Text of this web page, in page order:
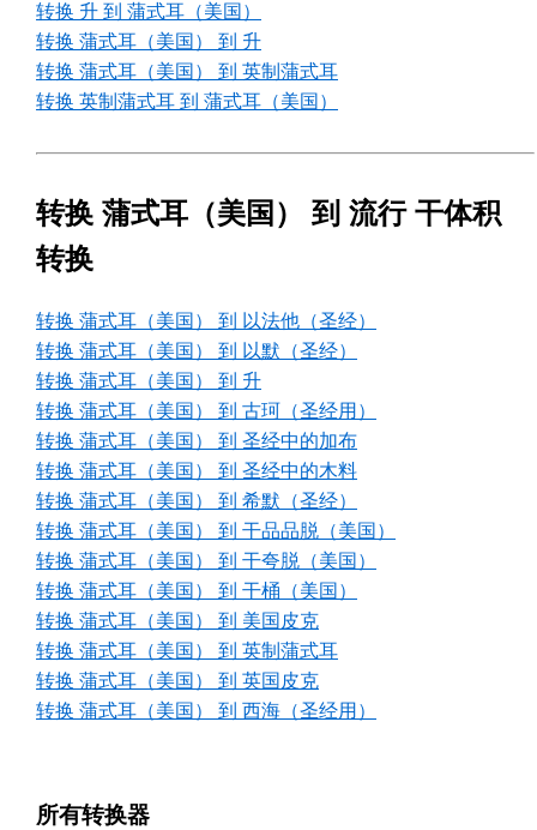
转换 升 到 蒲式耳（美国）
转换 蒲式耳（美国） 到 升
转换 蒲式耳（美国） 到 英制蒲式耳
转换 英制蒲式耳 到 蒲式耳（美国）
转换 蒲式耳（美国） 到 流行 干体积
转换
转换 蒲式耳（美国） 到 以法他（圣经）
转换 蒲式耳（美国） 到 以默（圣经）
转换 蒲式耳（美国） 到 升
转换 蒲式耳（美国） 到 古珂（圣经用）
转换 蒲式耳（美国） 到 圣经中的加布
转换 蒲式耳（美国） 到 圣经中的木料
转换 蒲式耳（美国） 到 希默（圣经）
转换 蒲式耳（美国） 到 干品品脱（美国）
转换 蒲式耳（美国） 到 干夸脱（美国）
转换 蒲式耳（美国） 到 干桶（美国）
转换 蒲式耳（美国） 到 美国皮克
转换 蒲式耳（美国） 到 英制蒲式耳
转换 蒲式耳（美国） 到 英国皮克
转换 蒲式耳（美国） 到 西海（圣经用）
所有转换器